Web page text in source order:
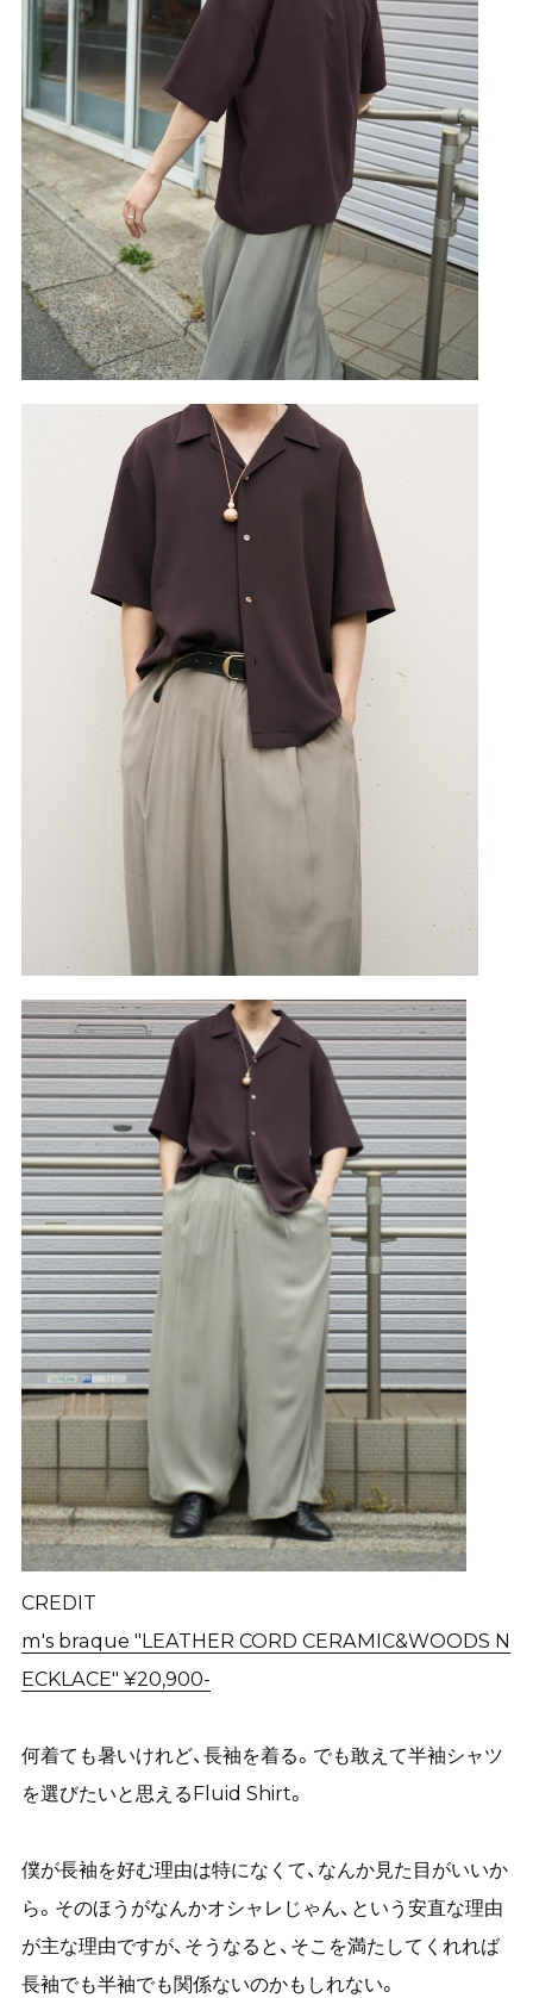
CREDIT
m's braque "LEATHER CORD CERAMIC&WOODS N
ECKLACE" ¥20,900-
何着ても暑いけれど、長袖を着る。でも敢えて半袖シャツ
を選びたいと思えるFluid Shirt。
僕が長袖を好む理由は特になくて、なんか見た目がいいか
ら。そのほうがなんかオシャレじゃん、という安直な理由
が主な理由ですが、そうなると、そこを満たしてくれれば
長袖でも半袖でも関係ないのかもしれない。